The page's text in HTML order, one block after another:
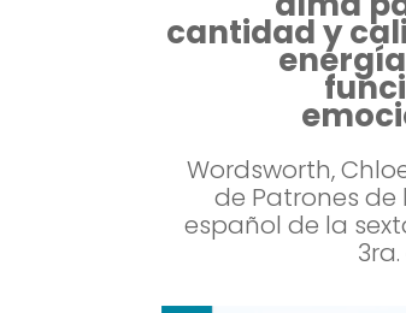
cantidad y
Wordsworth,
de Patrones de
español de la